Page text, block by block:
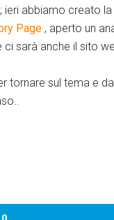
; ieri abbiamo creato
Page , aperto un
ci sarà anche il sito
tornare sul tema e